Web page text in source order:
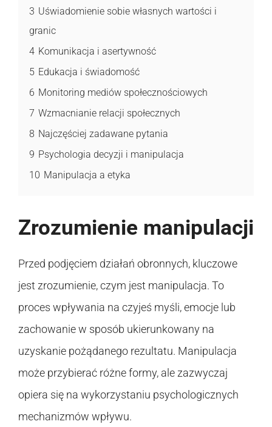
3 Uświadomienie sobie własnych wartości i
granic
4 Komunikacja i asertywność
5 Edukacja i świadomość
6 Monitoring mediów społecznościowych
7 Wzmacnianie relacji społecznych
8 Najczęściej zadawane pytania
9 Psychologia decyzji i manipulacja
10 Manipulacja a etyka
Zrozumienie manipulacji
Przed podjęciem działań obronnych, kluczowe
jest zrozumienie, czym jest manipulacja. To
proces wpływania na czyjeś myśli, emocje lub
zachowanie w sposób ukierunkowany na
uzyskanie pożądanego rezultatu. Manipulacja
może przybierać różne formy, ale zazwyczaj
opiera się na wykorzystaniu psychologicznych
mechanizmów wpływu.